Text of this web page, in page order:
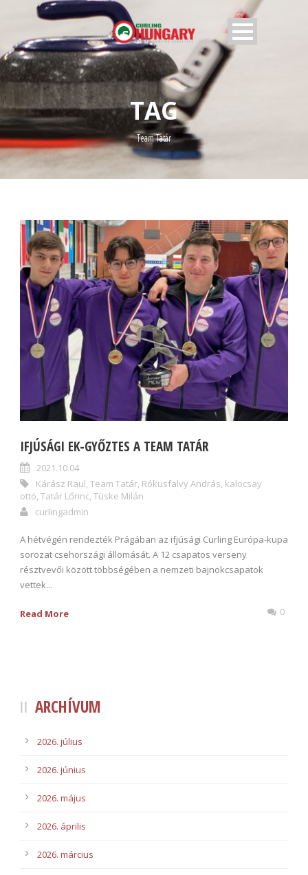
TAG
Team Tatár
IFJÚSÁGI EK-GYŐZTES A TEAM TATÁR
2021.10.04
Kárász Raul, Team Tatár, Rókusfalvy András, kalocsay
ottó, Tatár Lőrinc, Tüske Milán
curlingadmin
A hétvégén rendezték Prágában az ifjúsági Curling Európa-kupa
sorozat csehországi állomását. A 12 csapatos verseny
résztvevői között többségében a nemzeti bajnokcsapatok
vettek...
Read More 0
ARCHÍVUM
2026. július
2026. június
2026. május
2026. április
2026. március